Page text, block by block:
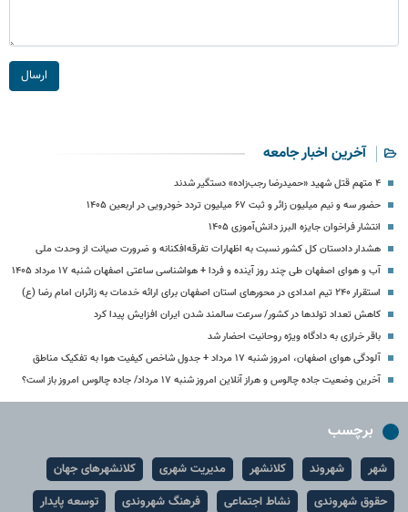
ارسال
آخرین اخبار جامعه
۴ متهم قتل شهید «حمیدرضا رجب‌زاده» دستگیر شدند
حضور سه و نیم میلیون زائر و ثبت ۶۷ میلیون تردد خودرویی در اربعین ۱۴۰۵
انتشار فراخوان جایزه البرز دانش‌آموزی ۱۴۰۵
هشدار دادستان کل کشور نسبت به اظهارات تفرقه‌افکنانه و ضرورت صیانت از وحدت ملی
آب و هوای اصفهان طی چند روز آینده و فردا + هواشناسی ساعتی اصفهان شنبه ۱۷ مرداد ۱۴۰۵
استقرار ۲۴۰ تیم امدادی در محورهای استان اصفهان برای ارائه‌ خدمات به زائران امام رضا (ع)
کاهش تعداد تولدها در کشور/ سرعت سالمند شدن ایران افزایش پیدا کرد
باقر خرازی به دادگاه ویژه روحانیت احضار شد
آلودگی هوای اصفهان، امروز شنبه ۱۷ مرداد + جدول شاخص کیفیت هوا به تفکیک مناطق
آخرین وضعیت جاده چالوس و هراز آنلاین امروز شنبه ۱۷ مرداد/ جاده چالوس امروز باز است؟
برچسب
شهر شهروند کلانشهر مدیریت شهری
کلانشهرهای جهان
حقوق شهروندی
نشاط اجتماعی فرهنگ شهروندی
توسعه پایدار